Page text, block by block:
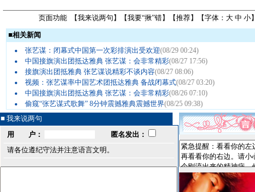
页面功能 【我来说两句 】【我要“揪”错】【推荐】【字体： 大 中 小
■相关新闻
张艺谋：闭幕式中国第一次彩排演出受欢迎(08/29 00:24)
中国接旗演出团抵达雅典 张艺谋：会非常精彩(08/27 17:56)
接旗演出团抵雅典 张艺谋说精彩不谈内容(08/27 08:06)
视频：张艺谋率中国艺术团抵达雅典 备战闭幕式(08/27 03:20)
中国接旗演出团抵达雅典 张艺谋：会非常精彩(08/26 07:10)
偷窥“张艺谋式歌舞” 8分钟震撼雅典震撼世界(08/25 09:38)
■ 我来说两句
用 户：
匿名发出：
请各位遵纪守法并注意语言文明。